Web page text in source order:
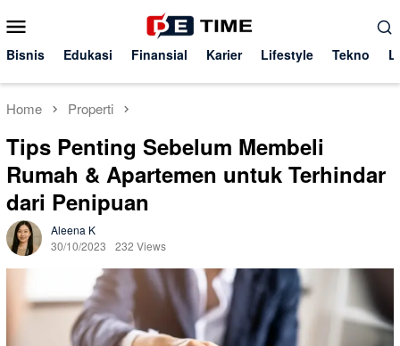
to
contentMenu
Bisnis Edukasi Finansial Karier Lifestyle Tekno
Home Properti
Tips Penting Sebelum Membeli
Rumah & Apartemen untuk Terhindar
dari Penipuan
Aleena K
30/10/2023
232 Views